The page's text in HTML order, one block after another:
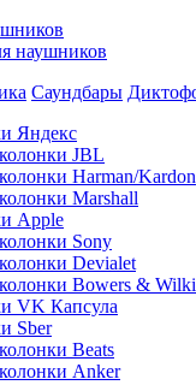
наушников
Саундбары
Яндекс
JBL
Harman/Kardon
Marshall
Apple
Sony
Devialet
Bowers &
VK Капсула
Sber
Beats
Anker